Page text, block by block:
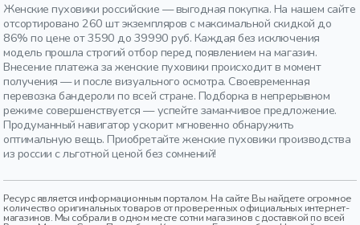
Женские пуховики российские — выгодная покупка. На нашем сайте
отсортировано 260 шт экземпляров с максимальной скидкой до
86% по цене от 3590 до 39990 руб. Каждая без исключения
модель прошла строгий отбор перед появлением на магазин.
Внесение платежа за женские пуховики происходит в момент
получения — и после визуального осмотра. Своевременная
перевозка бандероли по всей стране. Подборка в непрерывном
режиме совершенствуется — успейте заманчивое предложение.
Продуманный навигатор ускорит мгновенно обнаружить
оптимальную вещь. Приобретайте женские пуховики производства
из россии с льготной ценой без сомнений!
Ресурс является информационным порталом. На сайте Вы найдете огромное
количество оригинальных товаров от проверенных официальных интернет-
магазинов. Мы собрали в одном месте сотни магазинов с доставкой по всей